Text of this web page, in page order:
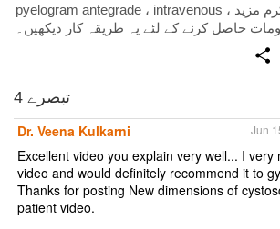
pyelogram antegrade ، intravenous ، یا پیچھے ہٹنا۔ براہ کرم مزید
حاصل کرنے کے لئے یہ طریقہ کار دیکھیں۔
4 تبصرے
Dr. Veena Kulkarni
Jun
Excellent video you explain very well... I very
video and would definitely recommend it to
Thanks for posting New dimensions of
patient video.